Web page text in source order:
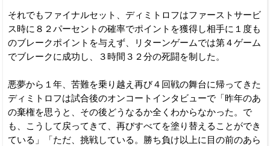
それでもファイナルセット、ディミトロフはファーストサービ
ス時に８２パーセントの確率でポイントを獲得し相手に１度も
のブレークポイントを与えず、リターンゲームでは第４ゲーム
でブレークに成功し、３時間３２分の死闘を制した。
悪夢から１年、苦難を乗り越え再び４回戦の舞台に帰ってきた
ディミトロフは試合後のオンコートインタビューで「昨年のあ
の棄権を思うと、その後どうなるか全くわからなかった。で
も、こうして戻ってきて、再びすべてを塗り替えることができ
ている」「ただ、挑戦している。勝ち負け以上に目の前のあら